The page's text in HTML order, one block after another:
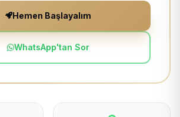
Hemen Başlayalım
WhatsApp'tan Sor